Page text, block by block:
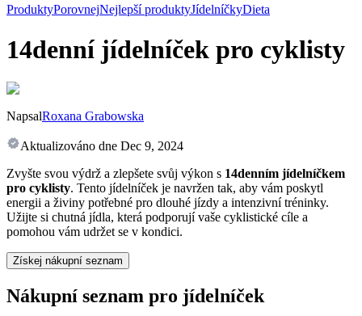
ProduktyPorovnejNejlepší produktyJídelníčkyDieta
14denní jídelníček pro cyklisty
NapsalRoxana Grabowska
Aktualizováno dne Dec 9, 2024
Zvyšte svou výdrž a zlepšete svůj výkon s 14denním jídelníčkem
pro cyklisty. Tento jídelníček je navržen tak, aby vám poskytl
energii a živiny potřebné pro dlouhé jízdy a intenzivní tréninky.
Užijte si chutná jídla, která podporují vaše cyklistické cíle a
pomohou vám udržet se v kondici.
Získej nákupní seznam
Nákupní seznam pro jídelníček